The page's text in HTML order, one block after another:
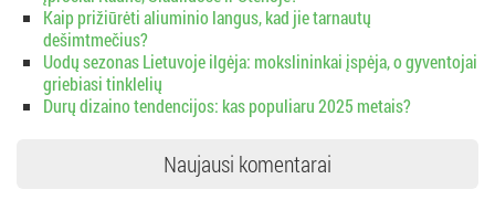
Kaip prižiūrėti aliuminio langus, kad jie tarnautų
dešimtmečius?
Uodų sezonas Lietuvoje ilgėja: mokslininkai įspėja, o gyventojai
griebiasi tinklelių
Durų dizaino tendencijos: kas populiaru 2025 metais?
Naujausi komentarai